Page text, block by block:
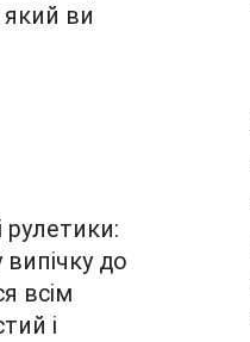
ви
рулетики:
до
всім
і